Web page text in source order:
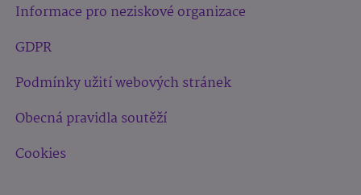
Informace pro neziskové organizace
GDPR
Podmínky užití webových stránek
Obecná pravidla soutěží
Cookies